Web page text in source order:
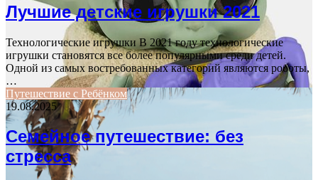
Лучшие детские игрушки 2021
Технологические игрушки В 2021 году технологические
игрушки становятся все более популярными среди детей.
Одной из самых востребованных категорий являются роботы,
…
Путешествие с Ребёнком
19.08.2025
Семейное путешествие: без
стресса